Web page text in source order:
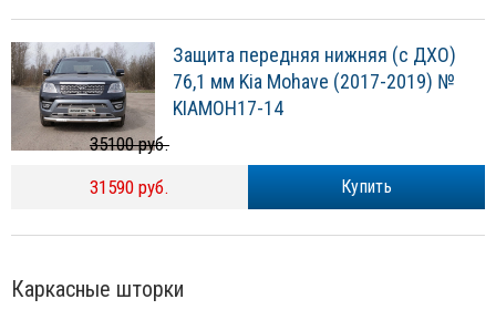
Защита передняя нижняя (с ДХО)
76,1 мм Kia Mohave (2017-2019) №
KIAMOH17-14
Купить
35100 руб.
31590 руб.
Каркасные шторки